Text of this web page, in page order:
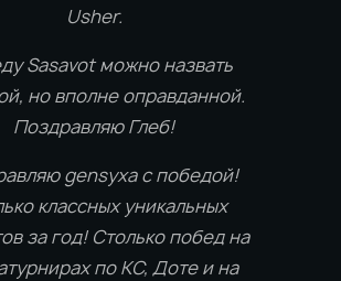
Usher.
Sasavot можно назвать
но вполне оправданной.
Поздравляю Глеб!
gensyxa с победой!
классных уникальных
за год! Столько побед на
по КС, Доте и на